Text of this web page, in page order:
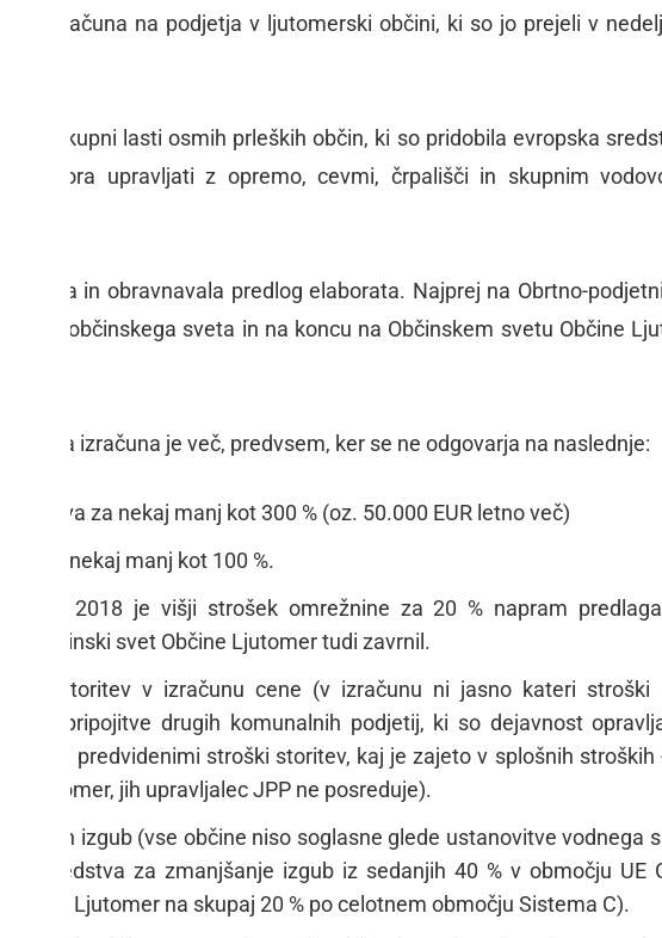
izračuna na podjetja v ljutomerski občini, ki so jo prejeli v
je v skupni lasti osmih prleških občin, ki so pridobila evropska
in mora upravljati z opremo, cevmi, črpališči in skupnim
odzvala in obravnavala predlog elaborata. Najprej na Obrtno-
občinskega sveta in na koncu na Občinskem svetu Občine
izračuna je več, predvsem, ker se ne odgovarja na naslednje:
za nekaj manj kot 300 % (oz. 50.000 EUR letno več)
za nekaj manj kot 100 %.
za 2018 je višji strošek omrežnine za 20 % napram
je Občinski svet Občine Ljutomer tudi zavrnil.
in storitev v izračunu cene (v izračunu ni jasno kateri stroški
pripojitve drugih komunalnih podjetij, ki so dejavnost
in predvidenimi stroški storitev, kaj je zajeto v splošnih stroških
Ljutomer, jih upravljalec JPP ne posreduje).
vodnih izgub (vse občine niso soglasne glede ustanovitve vodnega
sredstva za zmanjšanje izgub iz sedanjih 40 % v območju UE
UE Ljutomer na skupaj 20 % po celotnem območju Sistema C).